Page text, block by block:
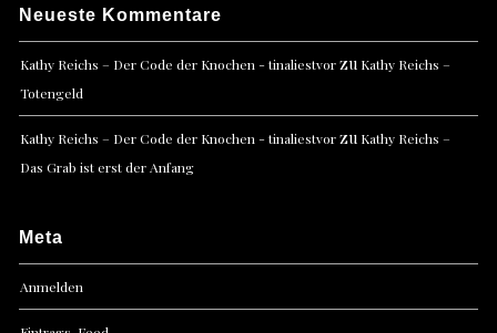
Neueste Kommentare
Kathy Reichs – Der Code der Knochen - tinaliestvorzu Kathy Reichs –
Totengeld
Kathy Reichs – Der Code der Knochen - tinaliestvorzu Kathy Reichs –
Das Grab ist erst der Anfang
Meta
Anmelden